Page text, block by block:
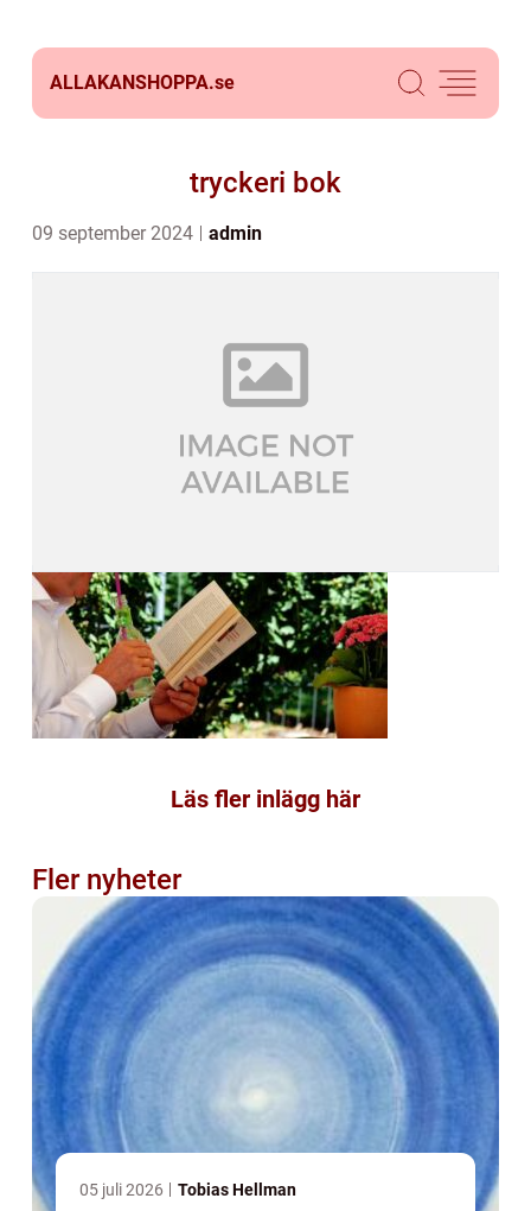
ALLAKANSHOPPA.se
tryckeri bok
09 september 2024 admin
Läs fler inlägg här
Fler nyheter
05 juli 2026 Tobias Hellman